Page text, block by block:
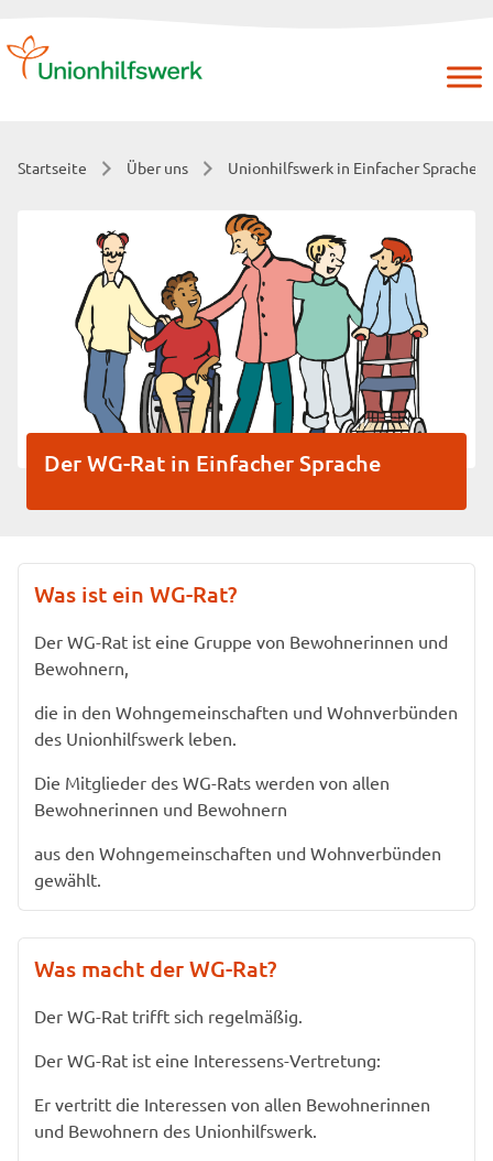
Skip
Startseite Über uns Unionhilfswerk in Einfacher Sprache
Der WG-Rat in Einfacher Sprache
Was ist ein WG-Rat?
Der WG-Rat ist eine Gruppe von Bewohnerinnen und
Bewohnern,
die in den Wohngemeinschaften und Wohnverbünden
des Unionhilfswerk leben.
Die Mitglieder des WG-Rats werden von allen
Bewohnerinnen und Bewohnern
aus den Wohngemeinschaften und Wohnverbünden
gewählt.
Was macht der WG-Rat?
Der WG-Rat trifft sich regelmäßig.
Der WG-Rat ist eine Interessens-Vertretung:
Er vertritt die Interessen von allen Bewohnerinnen
und Bewohnern des Unionhilfswerk.